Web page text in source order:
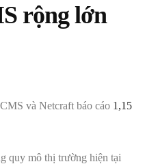
rộng lớn
và Netcraft báo cáo 1,15
quy mô thị trường hiện tại